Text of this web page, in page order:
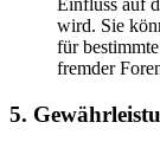
Einfluss auf
wird. Sie
für
fremder
5.